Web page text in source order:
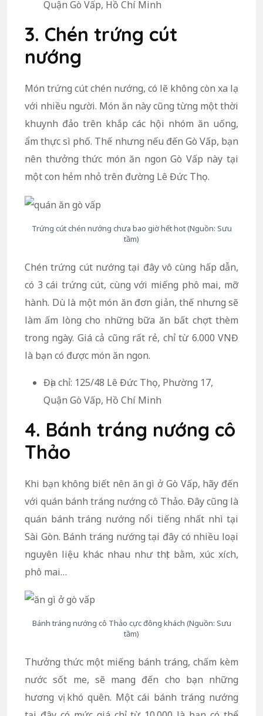
Quận Gò Vấp, Hồ Chí Minh
3. Chén trứng cút
nướng
Món trứng cút chén nướng, có lẽ không còn xa lạ
với nhiều người. Món ăn này cũng từng một thời
khuynh đảo trên khắp các hội nhóm ăn uống,
ẩm thực sì phố. Thế nhưng nếu đến Gò Vấp, bạn
nên thưởng thức món ăn ngon Gò Vấp này tại
một con hẻm nhỏ trên đường Lê Đức Thọ.
Trứng cút chén nướng chưa bao giờ hết hot (Nguồn: Sưu
tầm)
Chén trứng cút nướng tại đây vô cùng hấp dẫn,
có 3 cái trứng cút, cùng với miếng phô mai, mỡ
hành. Dù là một món ăn đơn giản, thế nhưng sẽ
làm ấm lòng cho những bữa ăn bất chợt thèm
trong ngày. Giá cả cũng rất rẻ, chỉ từ 6.000 VNĐ
là bạn có được món ăn ngon.
Địa chỉ: 125/48 Lê Đức Thọ, Phường 17,
Quận Gò Vấp, Hồ Chí Minh
4. Bánh tráng nướng cô
Thảo
Khi bạn không biết nên ăn gì ở Gò Vấp, hãy đến
với quán bánh tráng nướng cô Thảo. Đây cũng là
quán bánh tráng nướng nổi tiếng nhất nhì tại
Sài Gòn. Bánh tráng nướng tại đây có nhiều loại
nguyên liệu khác nhau như thịt bằm, xúc xích,
phô mai…
Bánh tráng nướng cô Thảo cực đông khách (Nguồn: Sưu
tầm)
Thưởng thức một miếng bánh tráng, chấm kèm
nước sốt me, sẽ mang đến cho bạn những
hương vị khó quên. Một cái bánh tráng nướng